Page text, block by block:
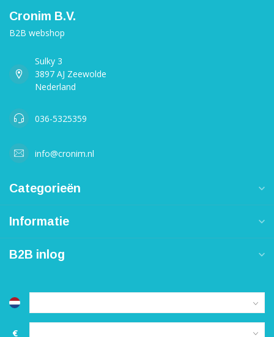
Cronim B.V.
B2B webshop
Sulky 3
3897 AJ Zeewolde
Nederland
036-5325359
info@cronim.nl
Categorieën
Informatie
B2B inlog
€